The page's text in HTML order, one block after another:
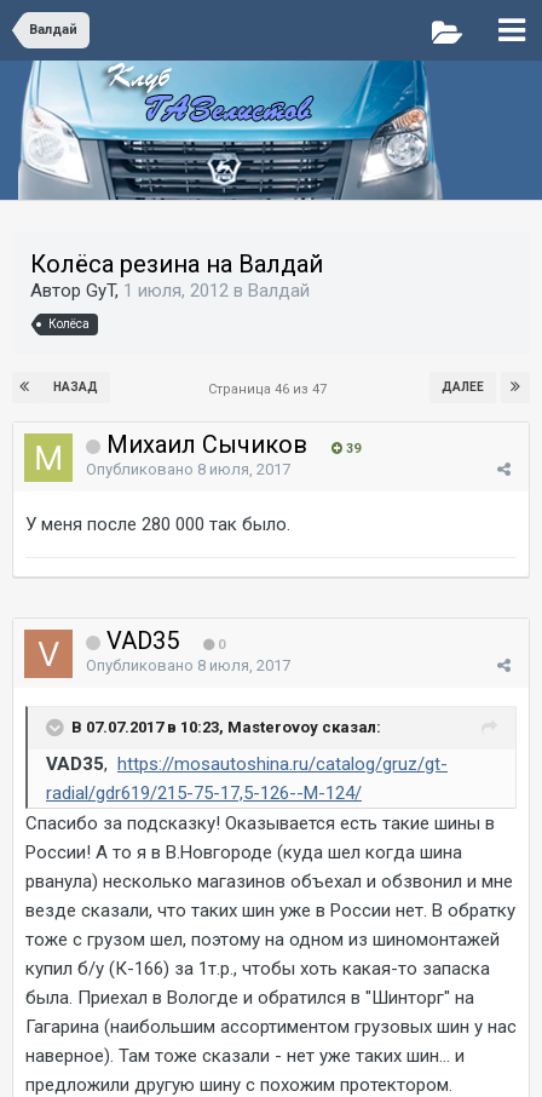
Валдай
Колёса резина на Валдай
Автор GyT, 1 июля, 2012 в Валдай
Колёса
НАЗАД ДАЛЕЕ
Страница 46 из 47
Михаил Сычиков 39
Опубликовано 8 июля, 2017
У меня после 280 000 так было.
VAD35 0
Опубликовано 8 июля, 2017
В 07.07.2017 в 10:23, Masterovoy сказал:
VAD35, https://mosautoshina.ru/catalog/gruz/gt-
radial/gdr619/215-75-17,5-126--M-124/
Спасибо за подсказку! Оказывается есть такие шины в
России! А то я в В.Новгороде (куда шел когда шина
рванула) несколько магазинов объехал и обзвонил и мне
везде сказали, что таких шин уже в России нет. В обратку
тоже с грузом шел, поэтому на одном из шиномонтажей
купил б/у (К-166) за 1т.р., чтобы хоть какая-то запаска
была. Приехал в Вологде и обратился в "Шинторг" на
Гагарина (наибольшим ассортиментом грузовых шин у нас
наверное). Там тоже сказали - нет уже таких шин... и
предложили другую шину с похожим протектором.